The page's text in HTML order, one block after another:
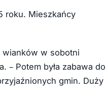
roku. Mieszkańcy
wianków w sobotni
– Potem była zabawa do
gmin. Duży